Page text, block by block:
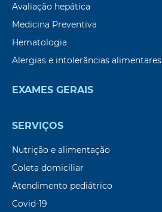
Avaliação hepática
Medicina Preventiva
Hematologia
Alergias e intolerâncias alimentares
EXAMES GERAIS
SERVIÇOS
Nutrição e alimentação
Coleta domiciliar
Atendimento pediátrico
Covid-19